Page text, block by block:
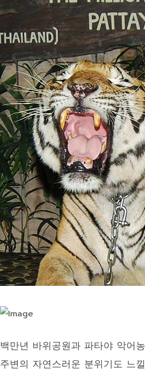
백만년 바위공원과 파타야 악어
주변의 자연스러운 분위기도 느